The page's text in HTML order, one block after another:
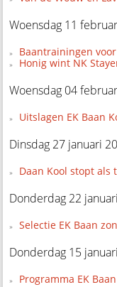
Woensdag 11
Baantrainingen
Honig wint NK
Woensdag 04
Uitslagen EK Baan
Dinsdag 27 januari
Daan Kool stopt als
Donderdag 22
Selectie EK Baan
Donderdag 15
Programma EK